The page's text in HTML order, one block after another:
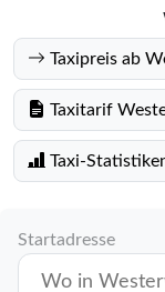
Taxipreis ab
Taxitarif
Taxi-
Startadresse